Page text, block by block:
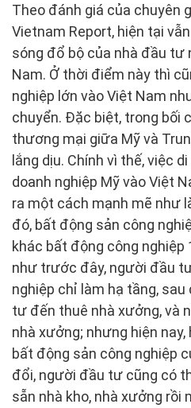
Theo đánh giá của chuyên
Vietnam Report, hiện tại
sóng đổ bộ của nhà đầu tư
Nam. Ở thời điểm này thì
nghiệp lớn vào Việt Nam
chuyển. Đặc biệt, trong bối
thương mại giữa Mỹ và
lắng dịu. Chính vì thế, việc
doanh nghiệp Mỹ vào Việt
ra một cách mạnh mẽ như
đó, bất động sản công
khác bất động công nghiệp
như trước đây, người đầu
nghiệp chỉ làm hạ tầng,
tư đến thuê nhà xưởng, và
nhà xưởng; nhưng hiện
bất động sản công nghiệp
đổi, người đầu tư cũng có
sẵn nhà kho, nhà xưởng rồi